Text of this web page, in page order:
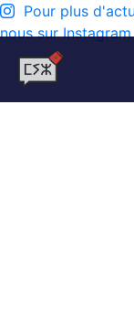
Pour plus
nous sur